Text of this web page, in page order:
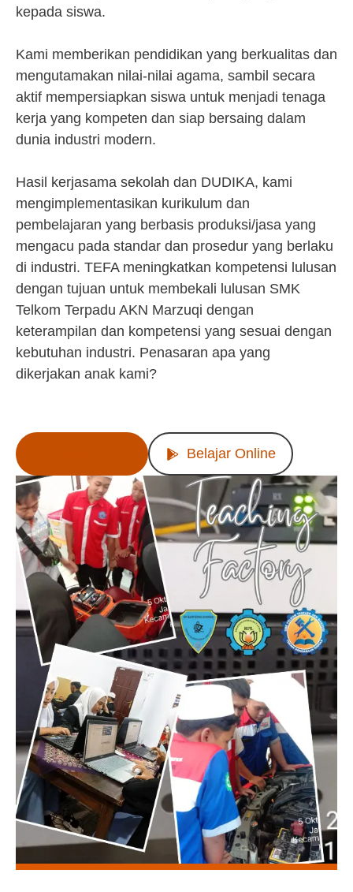
kepada siswa.
Kami memberikan pendidikan yang berkualitas dan
mengutamakan nilai-nilai agama, sambil secara
aktif mempersiapkan siswa untuk menjadi tenaga
kerja yang kompeten dan siap bersaing dalam
dunia industri modern.
Hasil kerjasama sekolah dan DUDIKA, kami
mengimplementasikan kurikulum dan
pembelajaran yang berbasis produksi/jasa yang
mengacu pada standar dan prosedur yang berlaku
di industri. TEFA meningkatkan kompetensi lulusan
dengan tujuan untuk membekali lulusan SMK
Telkom Terpadu AKN Marzuqi dengan
keterampilan dan kompetensi yang sesuai dengan
kebutuhan industri. Penasaran apa yang
dikerjakan anak kami?
Belajar Online